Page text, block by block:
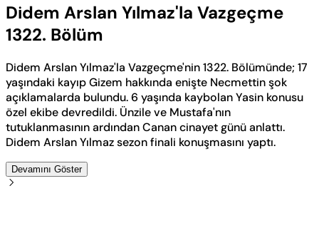
Didem Arslan Yılmaz'la Vazgeçme
1322. Bölüm
Didem Arslan Yılmaz'la Vazgeçme'nin 1322. Bölümünde; 17
yaşındaki kayıp Gizem hakkında enişte Necmettin şok
açıklamalarda bulundu. 6 yaşında kaybolan Yasin konusu
özel ekibe devredildi. Ünzile ve Mustafa'nın
tutuklanmasının ardından Canan cinayet günü anlattı.
Didem Arslan Yılmaz sezon finali konuşmasını yaptı.
Devamını Göster